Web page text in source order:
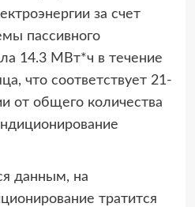
за счет
пассивного
14.3 МВт*ч в течение
что соответствует 21-
от общего количества
данным, на
тратится